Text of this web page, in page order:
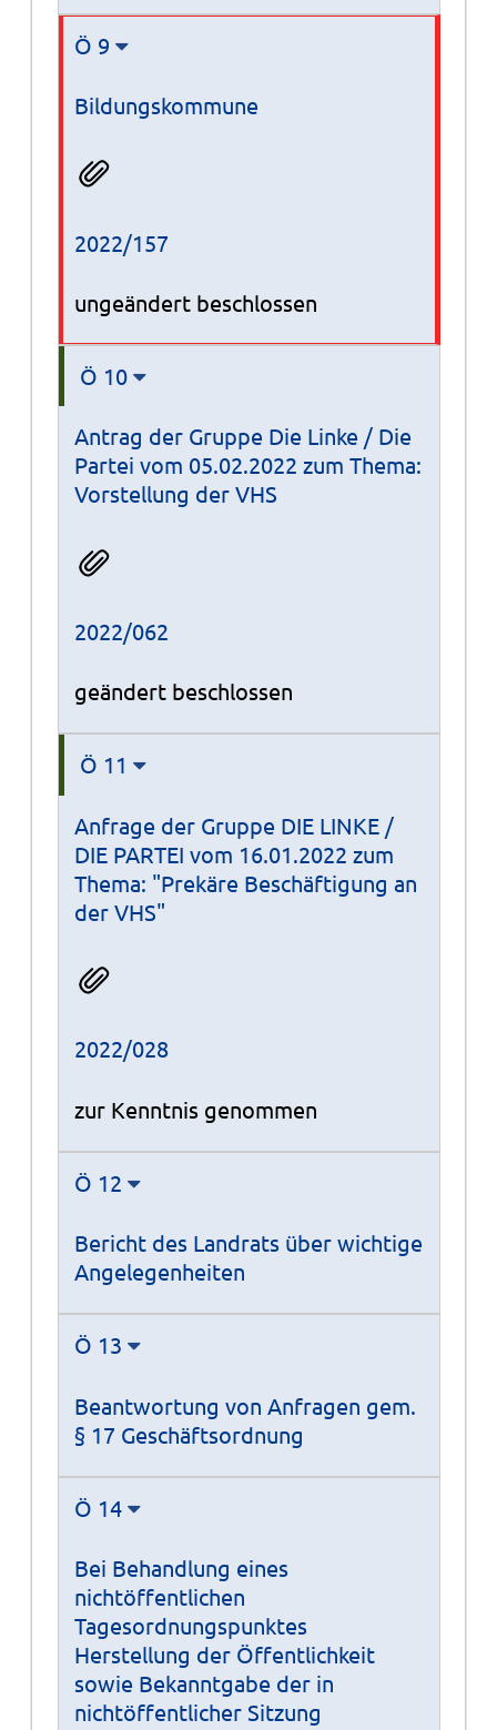
Ö 9
Bildungskommune
2022/157
ungeändert beschlossen
Ö 10
Antrag der Gruppe Die Linke / Die
Partei vom 05.02.2022 zum Thema:
Vorstellung der VHS
2022/062
geändert beschlossen
Ö 11
Anfrage der Gruppe DIE LINKE /
DIE PARTEI vom 16.01.2022 zum
Thema: "Prekäre Beschäftigung an
der VHS"
2022/028
zur Kenntnis genommen
Ö 12
Bericht des Landrats über wichtige
Angelegenheiten
Ö 13
Beantwortung von Anfragen gem.
§ 17 Geschäftsordnung
Ö 14
Bei Behandlung eines
nichtöffentlichen
Tagesordnungspunktes
Herstellung der Öffentlichkeit
sowie Bekanntgabe der in
nichtöffentlicher Sitzung